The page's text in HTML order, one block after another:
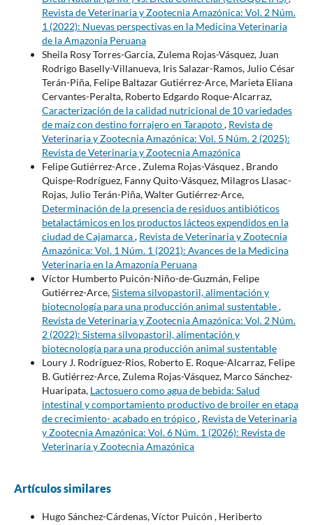
Revista de Veterinaria y Zootecnia Amazónica: Vol. 2 Núm.
1 (2022): Nuevas perspectivas en la Medicina Veterinaria
de la Amazonía Peruana
Sheila Rosy Torres-García, Zulema Rojas-Vásquez, Juan
Rodrigo Baselly-Villanueva, Iris Salazar-Ramos, Julio César
Terán-Piña, Felipe Baltazar Gutiérrez-Arce, Marieta Eliana
Cervantes-Peralta, Roberto Edgardo Roque-Alcarraz,
Caracterización de la calidad nutricional de 10 variedades
de maíz con destino forrajero en Tarapoto, Revista de
Veterinaria y Zootecnia Amazónica: Vol. 5 Núm. 2 (2025):
Revista de Veterinaria y Zootecnia Amazónica
Felipe Gutiérrez-Arce , Zulema Rojas-Vásquez , Brando
Quispe-Rodríguez, Fanny Quito-Vásquez, Milagros Llasac-
Rojas, Julio Terán-Piña, Walter Gutiérrez-Arce,
Determinación de la presencia de residuos antibióticos
betalactámicos en los productos lácteos expendidos en la
ciudad de Cajamarca, Revista de Veterinaria y Zootecnia
Amazónica: Vol. 1 Núm. 1 (2021): Avances de la Medicina
Veterinaria en la Amazonía Peruana
Víctor Humberto Puicón-Niño-de-Guzmán, Felipe
Gutiérrez-Arce,Sistema silvopastoril, alimentación y
biotecnología para una producción animal sustentable,
Revista de Veterinaria y Zootecnia Amazónica: Vol. 2 Núm.
2 (2022): Sistema silvopastoril, alimentación y
biotecnología para una producción animal sustentable
Loury J. Rodríguez-Rios, Roberto E. Roque-Alcarraz, Felipe
B. Gutiérrez-Arce, Zulema Rojas-Vásquez, Marco Sánchez-
Huaripata, Lactosuero como agua de bebida: Salud
intestinal y comportamiento productivo de broiler en etapa
de crecimiento- acabado en trópico, Revista de Veterinaria
y Zootecnia Amazónica: Vol. 6 Núm. 1 (2026): Revista de
Veterinaria y Zootecnia Amazónica
Artículos similares
Hugo Sánchez-Cárdenas, Víctor Puicón , Heriberto